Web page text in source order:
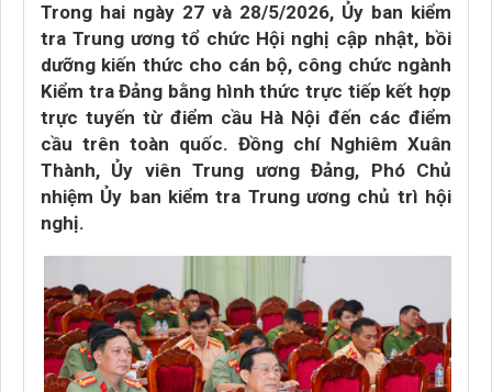
Trong hai ngày 27 và 28/5/2026, Ủy ban kiểm
tra Trung ương tổ chức Hội nghị cập nhật, bồi
dưỡng kiến thức cho cán bộ, công chức ngành
Kiểm tra Đảng bằng hình thức trực tiếp kết hợp
trực tuyến từ điểm cầu Hà Nội đến các điểm
cầu trên toàn quốc. Đồng chí Nghiêm Xuân
Thành, Ủy viên Trung ương Đảng, Phó Chủ
nhiệm Ủy ban kiểm tra Trung ương chủ trì hội
nghị.